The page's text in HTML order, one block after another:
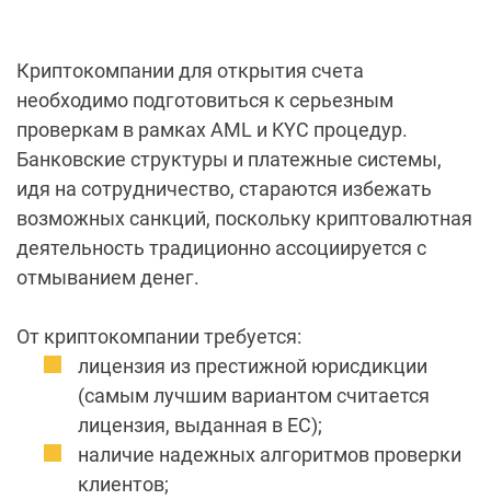
Криптокомпании для открытия счета
необходимо подготовиться к серьезным
проверкам в рамках AML и KYC процедур.
Банковские структуры и платежные системы,
идя на сотрудничество, стараются избежать
возможных санкций, поскольку криптовалютная
деятельность традиционно ассоциируется с
отмыванием денег.
От криптокомпании требуется:
лицензия из престижной юрисдикции
(самым лучшим вариантом считается
лицензия, выданная в ЕС);
наличие надежных алгоритмов проверки
клиентов;